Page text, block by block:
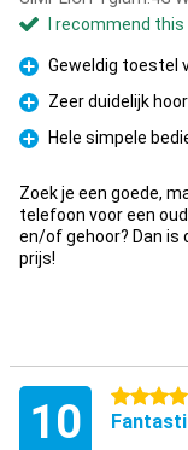
I recommend
Pro
Geweldig toestel
Pro
Zeer duidelijk
Pro
Hele simpele
Zoek je een goede,
telefoon voor een
en/of gehoor? Dan is
prijs!
10 5 stars